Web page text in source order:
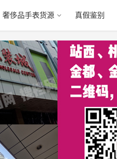
奢侈品手表货源 真假鉴别